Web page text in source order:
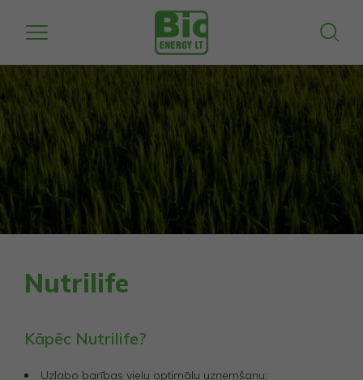
Nutrilife
Kāpēc Nutrilife?
Uzlabo barības vielu optimālu uzņemšanu;